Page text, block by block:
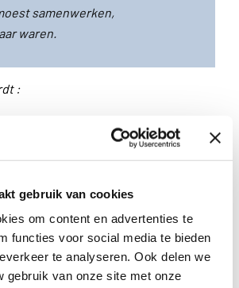
gebruik van cookies
om content en advertenties te
functies voor social media te bieden
te analyseren. Ook delen we
gebruik van onze site met onze
samenwerken,
waren.
:
die ik van andere Paters ontvang,
de jouwe, geven duidelijk jouw
Deze lijkt ons des te pijnlijker dat wij
om je geestelijk welzijn (…).Je zou je
in vrede te leven, en om vooruit te
de Heer, te wijten is aan de plaats
je oversten, of je medebroeders.